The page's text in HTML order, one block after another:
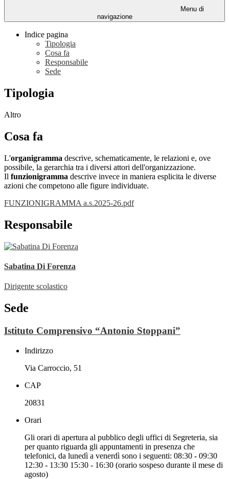
Menu di
navigazione
Indice pagina
Tipologia
Cosa fa
Responsabile
Sede
Tipologia
Altro
Cosa fa
L'organigramma descrive, schematicamente, le relazioni e, ove
possibile, la gerarchia tra i diversi attori dell'organizzazione.
Il funzionigramma descrive invece in maniera esplicita le diverse
azioni che competono alle figure individuate.
FUNZIONIGRAMMA a.s.2025-26.pdf
Responsabile
Sabatina Di Forenza
Dirigente scolastico
Sede
Istituto Comprensivo “Antonio Stoppani”
Indirizzo
Via Carroccio, 51
CAP
20831
Orari
Gli orari di apertura al pubblico degli uffici di Segreteria, sia
per quanto riguarda gli appuntamenti in presenza che
telefonici, da lunedì a venerdì sono i seguenti: 08:30 - 09:30
12:30 - 13:30 15:30 - 16:30 (orario sospeso durante il mese di
agosto)